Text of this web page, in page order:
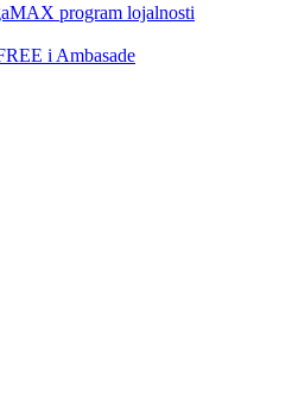
program lojalnosti
i Ambasade